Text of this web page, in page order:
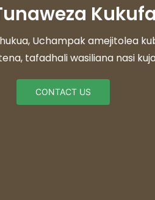
Uchampak amejitolea
tafadhali wasiliana nasi
CONTACT US